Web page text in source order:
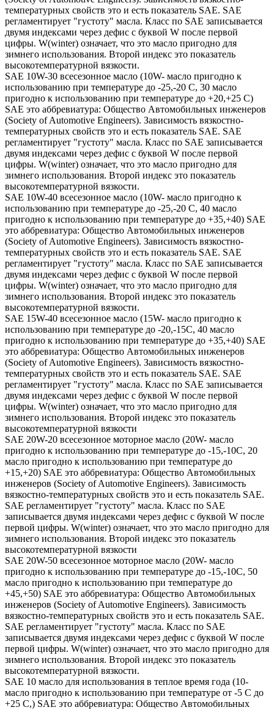
температурных свойств это и есть показатель SAE. SAE
регламентирует "густоту" масла. Класс по SAE записывается
двумя индексами через дефис с буквой W после первой
цифры. W(winter) означает, что это масло пригодно для
зимнего использования. Второй индекс это показатель
высокотемпературной вязкости.
SAE 10W-30 всесезонное масло (10W- масло пригодно к
использованию при температуре до -25,-20 С, 30 масло
пригодно к использованию при температуре до +20,+25 С)
SAE это аббревиатура: Общество Автомобильных инженеров
(Society of Automotive Engineers). Зависимость вязкостно-
температурных свойств это и есть показатель SAE. SAE
регламентирует "густоту" масла. Класс по SAE записывается
двумя индексами через дефис с буквой W после первой
цифры. W(winter) означает, что это масло пригодно для
зимнего использования. Второй индекс это показатель
высокотемпературной вязкости.
SAE 10W-40 всесезонное масло (10W- масло пригодно к
использованию при температуре до -25,-20 С, 40 масло
пригодно к использованию при температуре до +35,+40) SAE
это аббревиатура: Общество Автомобильных инженеров
(Society of Automotive Engineers). Зависимость вязкостно-
температурных свойств это и есть показатель SAE. SAE
регламентирует "густоту" масла. Класс по SAE записывается
двумя индексами через дефис с буквой W после первой
цифры. W(winter) означает, что это масло пригодно для
зимнего использования. Второй индекс это показатель
высокотемпературной вязкости.
SAE 15W-40 всесезонное масло (15W- масло пригодно к
использованию при температуре до -20,-15С, 40 масло
пригодно к использованию при температуре до +35,+40) SAE
это аббревиатура: Общество Автомобильных инженеров
(Society of Automotive Engineers). Зависимость вязкостно-
температурных свойств это и есть показатель SAE. SAE
регламентирует "густоту" масла. Класс по SAE записывается
двумя индексами через дефис с буквой W после первой
цифры. W(winter) означает, что это масло пригодно для
зимнего использования. Второй индекс это показатель
высокотемпературной вязкости
SAE 20W-20 всесезонное моторное масло (20W- масло
пригодно к использованию при температуре до -15,-10С, 20
масло пригодно к использованию при температуре до
+15,+20) SAE это аббревиатура: Общество Автомобильных
инженеров (Society of Automotive Engineers). Зависимость
вязкостно-температурных свойств это и есть показатель SAE.
SAE регламентирует "густоту" масла. Класс по SAE
записывается двумя индексами через дефис с буквой W после
первой цифры. W(winter) означает, что это масло пригодно для
зимнего использования. Второй индекс это показатель
высокотемпературной вязкости
SAE 20W-50 всесезонное моторное масло (20W- масло
пригодно к использованию при температуре до -15,-10С, 50
масло пригодно к использованию при температуре до
+45,+50) SAE это аббревиатура: Общество Автомобильных
инженеров (Society of Automotive Engineers). Зависимость
вязкостно-температурных свойств это и есть показатель SAE.
SAE регламентирует "густоту" масла. Класс по SAE
записывается двумя индексами через дефис с буквой W после
первой цифры. W(winter) означает, что это масло пригодно для
зимнего использования. Второй индекс это показатель
высокотемпературной вязкости.
SAE 10 масло для использования в теплое время года (10-
масло пригодно к использованию при температуре от -5 С до
+25 С,) SAE это аббревиатура: Общество Автомобильных